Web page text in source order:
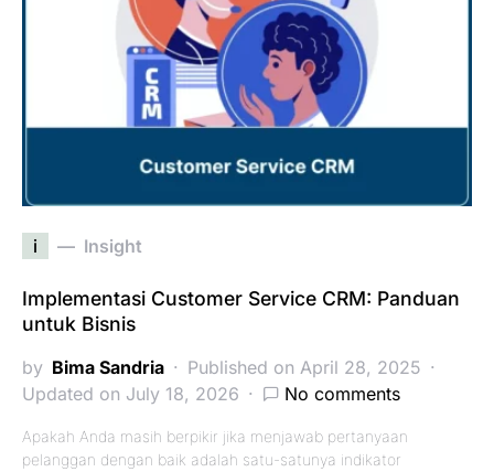
i Insight
Implementasi Customer Service CRM: Panduan
untuk Bisnis
by Bima Sandria
Published on April 28, 2025
Updated on July 18, 2026
No comments
Apakah Anda masih berpikir jika menjawab pertanyaan
pelanggan dengan baik adalah satu-satunya indikator